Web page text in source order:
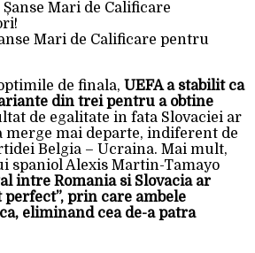
Mari de Calificare pentru
de finala, UEFA a stabilit ca
din trei pentru a obtine
de egalitate in fata Slovaciei ar
mai departe, indiferent de
Belgia – Ucraina. Mai mult,
Alexis Martin-Tamayo
intre Romania si Slovacia ar
prin care ambele
eliminand cea de-a patra